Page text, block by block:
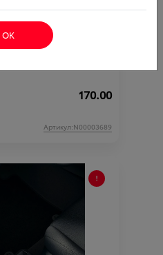
170.00
Артикул:N00003689
ОК